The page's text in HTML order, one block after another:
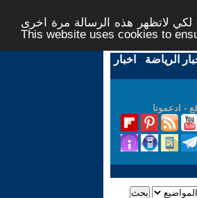
لاتظهر هذه الرسالة مرة اخرى -
This website uses cookies to
الرياضة - اخبار
- ادعمونا